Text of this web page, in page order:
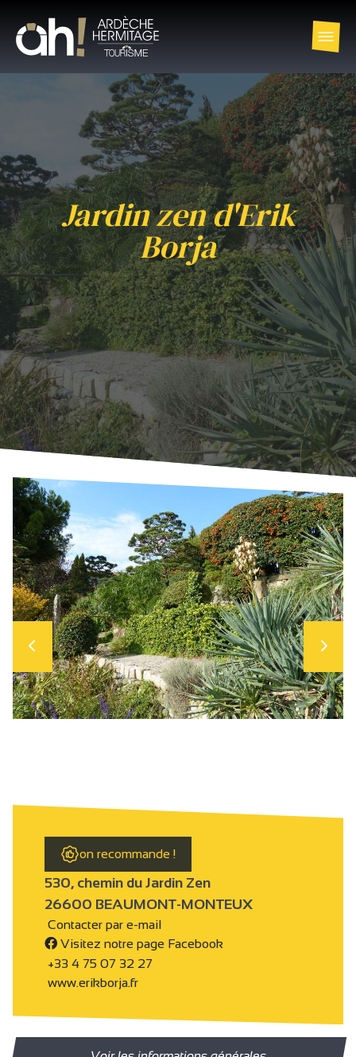
Jardin zen d'Erik
Borja
on recommande !
530, chemin du Jardin Zen
26600 BEAUMONT-MONTEUX
Contacter par e-mail
Visitez notre page Facebook
+33 4 75 07 32 27
www.erikborja.fr